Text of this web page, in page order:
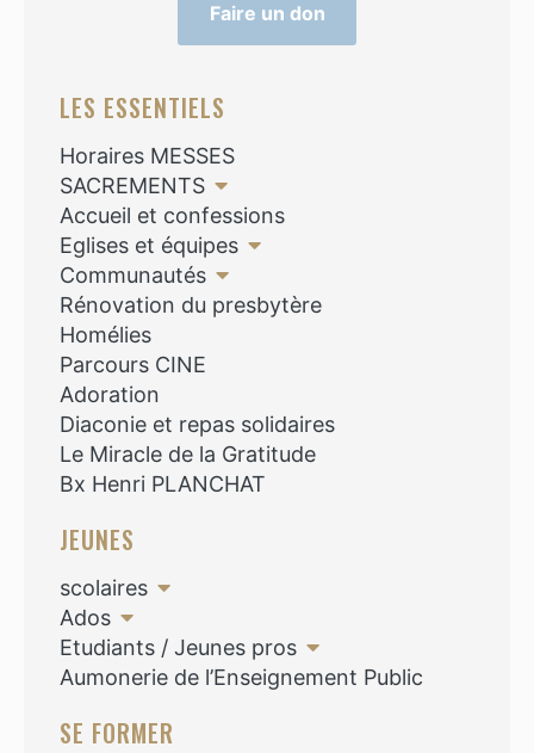
Faire un don
LES ESSENTIELS
Horaires MESSES
SACREMENTS
Accueil et confessions
Eglises et équipes
Communautés
Rénovation du presbytère
Homélies
Parcours CINE
Adoration
Diaconie et repas solidaires
Le Miracle de la Gratitude
Bx Henri PLANCHAT
JEUNES
scolaires
Ados
Etudiants / Jeunes pros
Aumonerie de l’Enseignement Public
SE FORMER